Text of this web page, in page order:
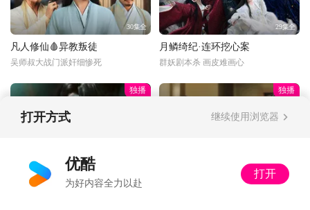
30集全
凡人修仙🩸异教叛徒
吴师叔大战门派奸细惨死
29集全
月鳞绮纪·连环挖心案
群妖剧本杀 画皮难画心
独播
光阴年番😍御姐威压
副峰主丁雪小姨绝美登场！
独播
以法之名·饭局被做局
打开方式 继续使用浏览器
优酷
为好内容全力以赴
打开